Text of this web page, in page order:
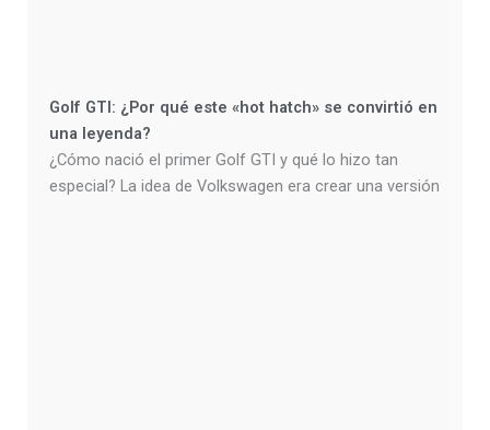
Golf GTI: ¿Por qué este «hot hatch» se convirtió en
una leyenda?
¿Cómo nació el primer Golf GTI y qué lo hizo tan
especial? La idea de Volkswagen era crear una versión